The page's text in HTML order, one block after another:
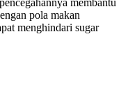
membantu
pola makan
menghindari sugar